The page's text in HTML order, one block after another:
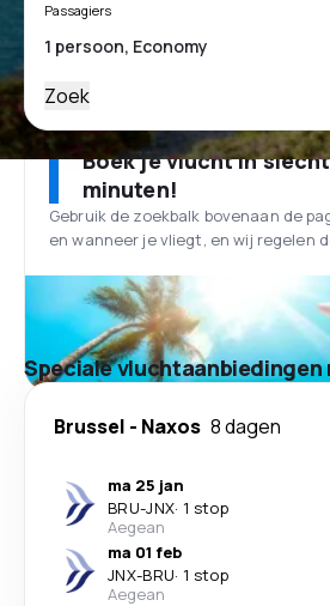
Passagiers
Zoek
Boek je vlucht in
minuten!
Gebruik de zoekbalk bovenaan de
en wanneer je vliegt, en wij regelen
Speciale vluchtaanbiedingen
Brussel - Naxos 8 dagen
ma 25 jan
BRU-JNX· 1 stop
Aegean
ma 01 feb
JNX-BRU· 1 stop
Aegean